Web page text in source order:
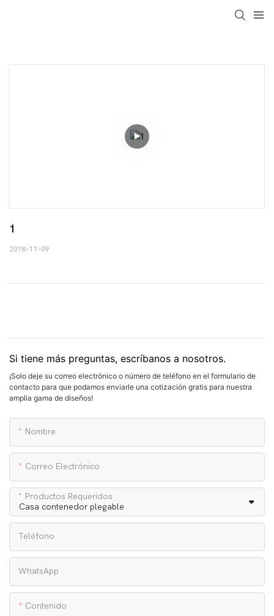
1
2018-11-09
Si tiene más preguntas, escríbanos a nosotros.
¡Solo deje su correo electrónico o número de teléfono en el formulario de
contacto para que podamos enviarle una cotización gratis para nuestra
amplia gama de diseños!
Nombre
Correo Electrónico
Productos Requeridos
Teléfono
WhatsApp
Contenido